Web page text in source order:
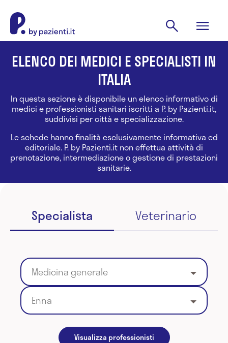
ELENCO DEI MEDICI E SPECIALISTI IN
ITALIA
In questa sezione è disponibile un elenco informativo di
medici e professionisti sanitari iscritti a P. by Pazienti.it,
suddivisi per città e specializzazione.
Le schede hanno finalità esclusivamente informativa ed
editoriale. P. by Pazienti.it non effettua attività di
prenotazione, intermediazione o gestione di prestazioni
sanitarie.
Specialista Veterinario
Medicina generale
Enna
Visualizza professionisti